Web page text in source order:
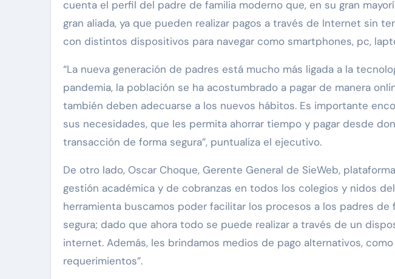
cuenta el perfil del padre de familia moderno que, en su gran
gran aliada, ya que pueden realizar pagos a través de Internet sin
con distintos dispositivos para navegar como smartphones, pc,
“La nueva generación de padres está mucho más ligada a la
pandemia, la población se ha acostumbrado a pagar de manera
también deben adecuarse a los nuevos hábitos. Es importante
sus necesidades, que les permita ahorrar tiempo y pagar desde
transacción de forma segura”, puntualiza el ejecutivo.
De otro lado, Oscar Choque, Gerente General de SieWeb,
gestión académica y de cobranzas en todos los colegios y nidos
herramienta buscamos poder facilitar los procesos a los padres de
segura; dado que ahora todo se puede realizar a través de un
internet. Además, les brindamos medios de pago alternativos,
requerimientos”.